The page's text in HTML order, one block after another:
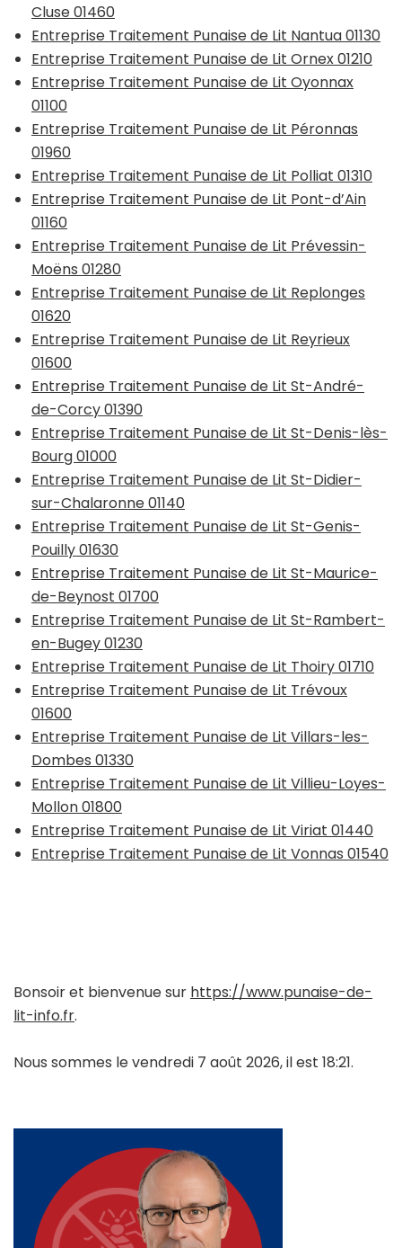
Cluse 01460
Entreprise Traitement Punaise de Lit Nantua 01130
Entreprise Traitement Punaise de Lit Ornex 01210
Entreprise Traitement Punaise de Lit Oyonnax
01100
Entreprise Traitement Punaise de Lit Péronnas
01960
Entreprise Traitement Punaise de Lit Polliat 01310
Entreprise Traitement Punaise de Lit Pont-d’Ain
01160
Entreprise Traitement Punaise de Lit Prévessin-
Moëns 01280
Entreprise Traitement Punaise de Lit Replonges
01620
Entreprise Traitement Punaise de Lit Reyrieux
01600
Entreprise Traitement Punaise de Lit St-André-
de-Corcy 01390
Entreprise Traitement Punaise de Lit St-Denis-lès-
Bourg 01000
Entreprise Traitement Punaise de Lit St-Didier-
sur-Chalaronne 01140
Entreprise Traitement Punaise de Lit St-Genis-
Pouilly 01630
Entreprise Traitement Punaise de Lit St-Maurice-
de-Beynost 01700
Entreprise Traitement Punaise de Lit St-Rambert-
en-Bugey 01230
Entreprise Traitement Punaise de Lit Thoiry 01710
Entreprise Traitement Punaise de Lit Trévoux
01600
Entreprise Traitement Punaise de Lit Villars-les-
Dombes 01330
Entreprise Traitement Punaise de Lit Villieu-Loyes-
Mollon 01800
Entreprise Traitement Punaise de Lit Viriat 01440
Entreprise Traitement Punaise de Lit Vonnas 01540
Bonsoir et bienvenue sur https://www.punaise-de-
lit-info.fr.
Nous sommes le vendredi 7 août 2026, il est 18:21.